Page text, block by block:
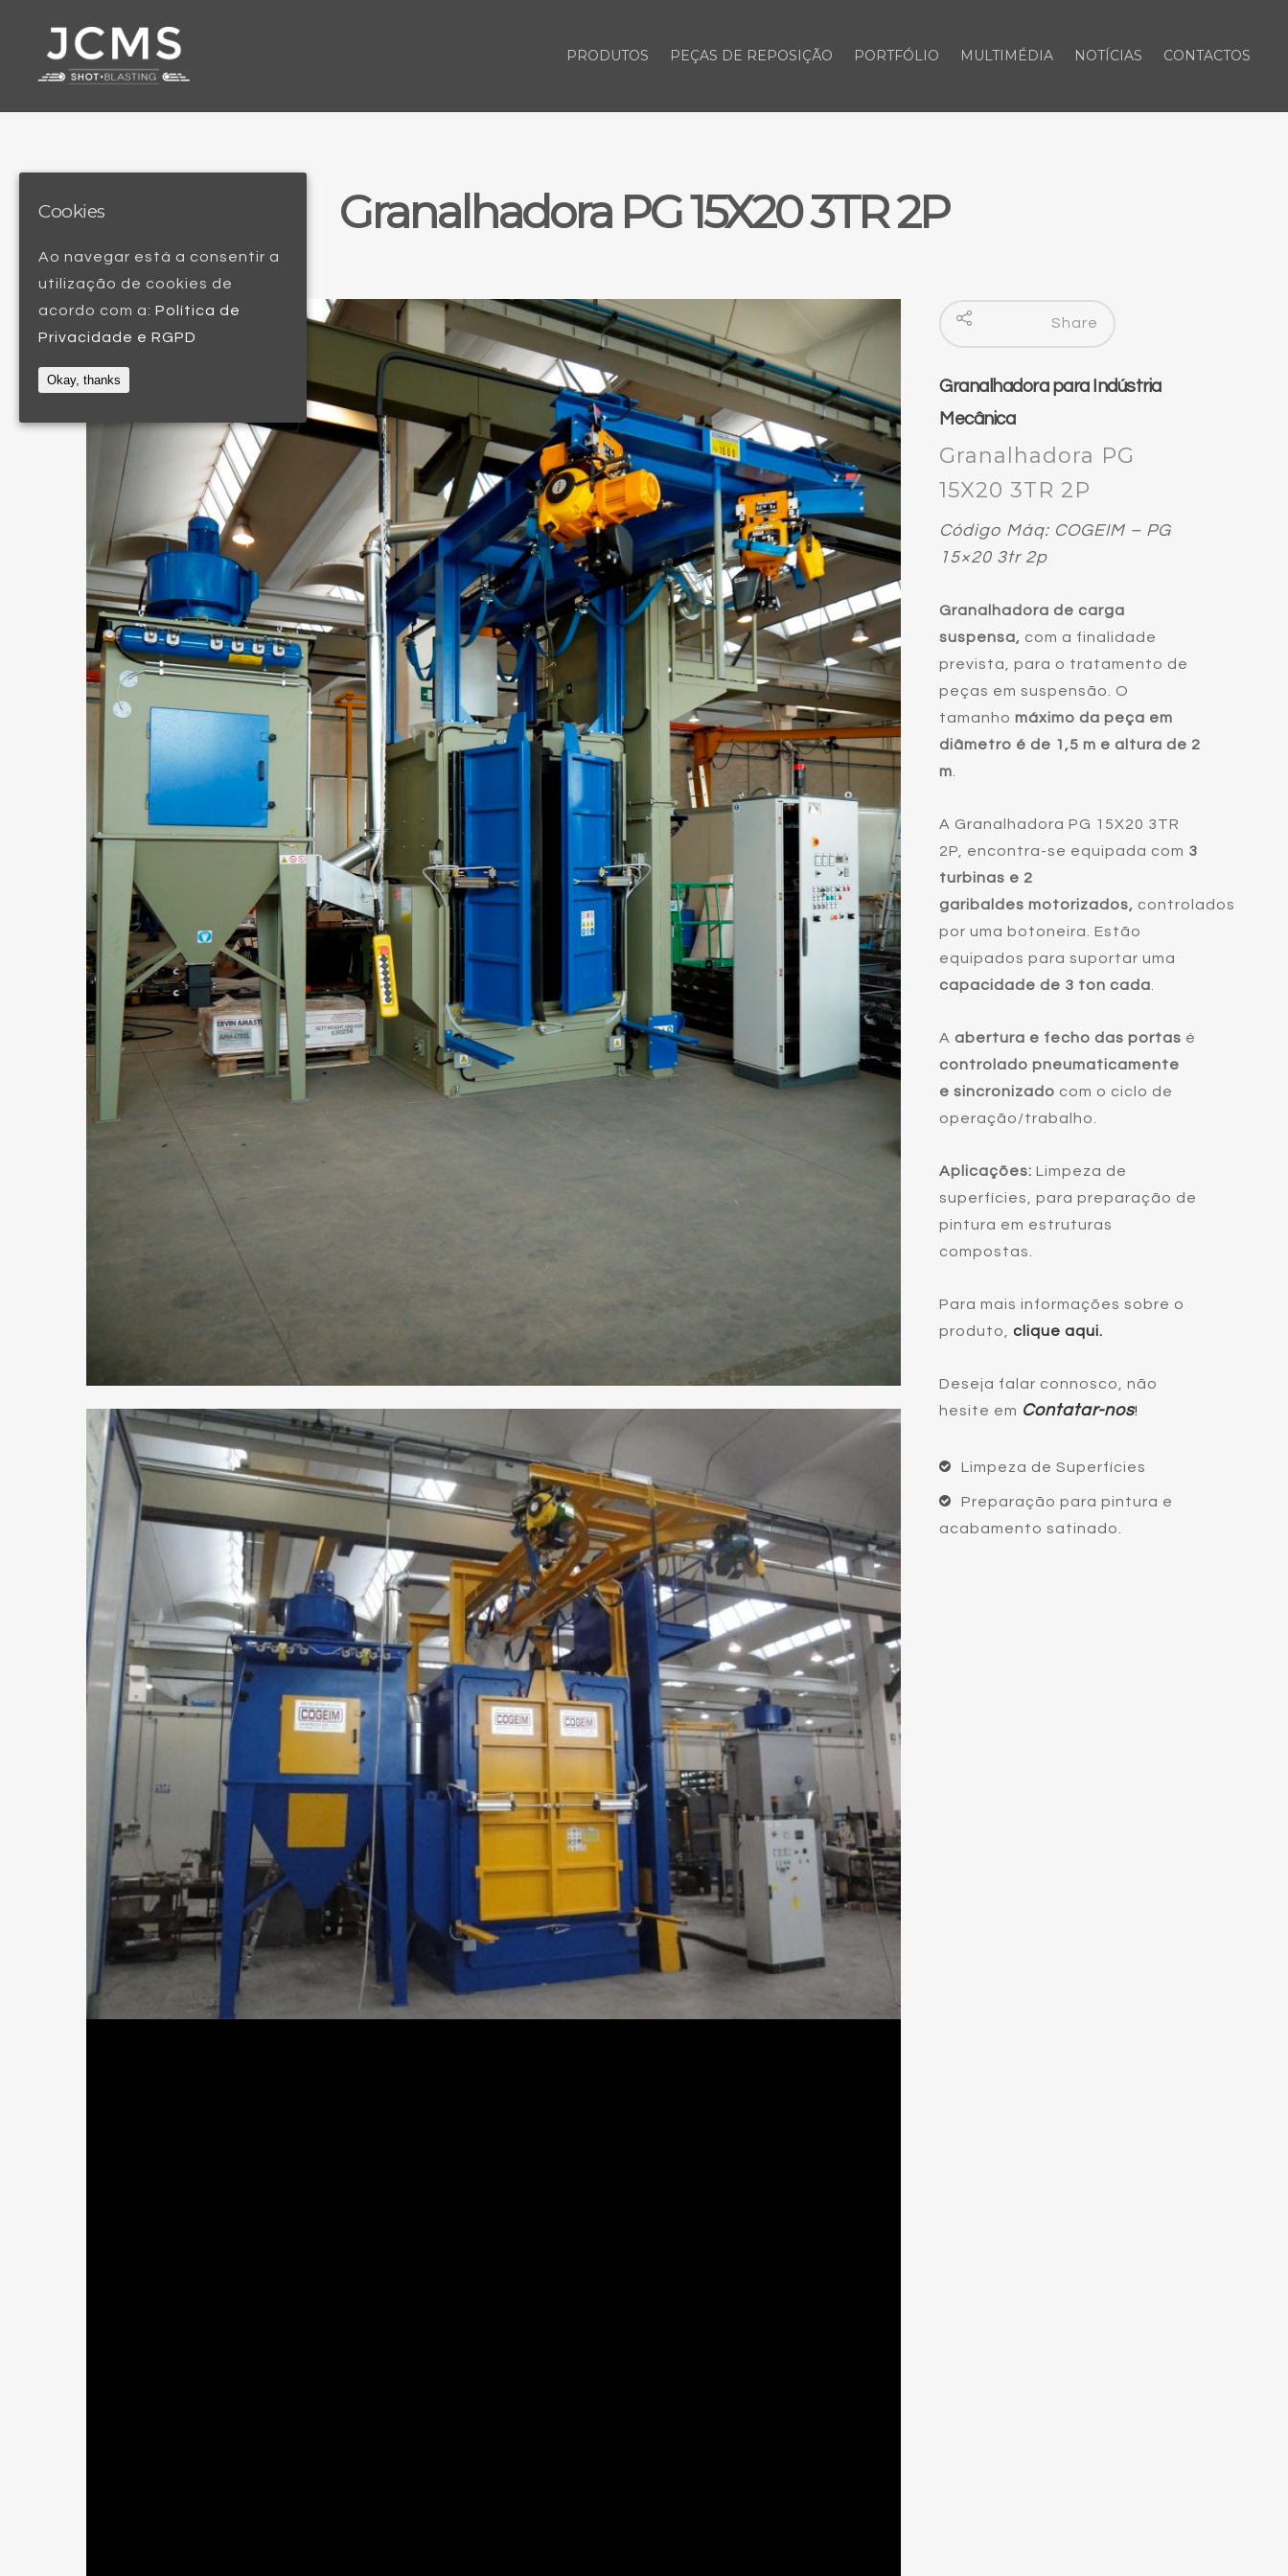
PRODUTOS PEÇAS DE REPOSIÇÃO PORTFÓLIO MULTIMÉDIA NOTÍCIAS CONTACTOS
Granalhadora PG 15X20 3TR 2P
Share
Granalhadora para Indústria
Mecânica
Granalhadora PG
15X20 3TR 2P
Código Máq: COGEIM – PG
15×20 3tr 2p
Granalhadora de carga
suspensa, com a finalidade
prevista, para o tratamento de
peças em suspensão. O
tamanhomáximo da peça em
diâmetro é de 1,5 m e altura de 2
m
A Granalhadora PG 15X20 3TR
2P, encontra-se equipada com 3
turbinas e 2
garibaldes motorizados, controlados
por uma botoneira. Estão
equipados para suportar uma
capacidade de 3 ton cada
A abertura e fecho das portas é
controlado pneumaticamente
e sincronizado com o ciclo de
operação/trabalho.
Aplicações: Limpeza de
superfícies, para preparação de
pintura em estruturas
compostas.
Para mais informações sobre o
produto,clique aqui.
Deseja falar connosco, não
hesite em Contatar-nos!
Limpeza de Superfícies
Preparação para pintura e
acabamento satinado.
Cookies
Ao navegar está a consentir a
utilização de cookies de
acordo com a: Política de
Privacidade e RGPD
Okay, thanks